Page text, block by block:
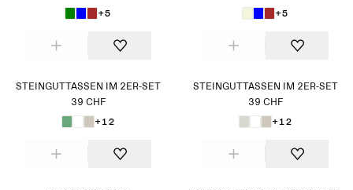
+5 +5
STEINGUTTASSEN IM 2ER-SET
39 CHF
+12
STEINGUTTASSEN IM 2ER-SET
39 CHF
+12